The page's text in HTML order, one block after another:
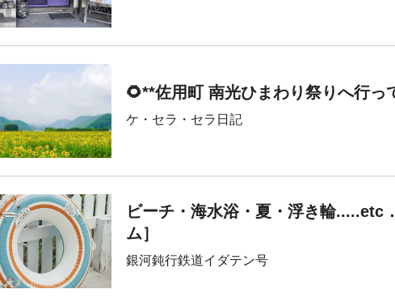
🌻**佐用町 南光ひまわり祭りへ行っ
ケ・セラ・セラ日記
ビーチ・海水浴・夏・浮き輪.....etc
ム］
銀河鈍行鉄道イダテン号